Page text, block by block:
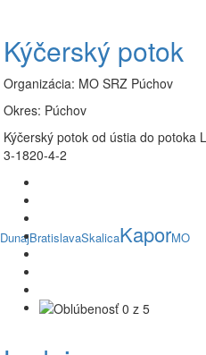
DunajBratislavaSkalicaKaporMO
Kýčerský potok
Organizácia: MO SRZ Púchov
Okres: Púchov
Kýčerský potok od ústia do potoka
3-1820-4-2